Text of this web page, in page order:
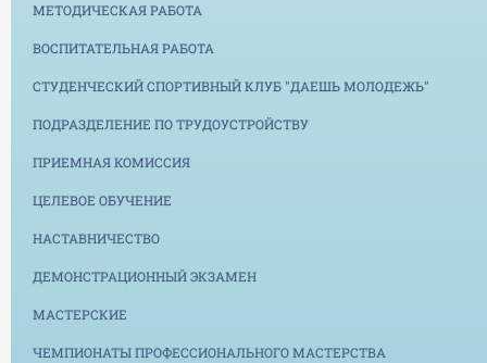
МЕТОДИЧЕСКАЯ РАБОТА
ВОСПИТАТЕЛЬНАЯ РАБОТА
СТУДЕНЧЕСКИЙ СПОРТИВНЫЙ КЛУБ "ДАЕШЬ МОЛОДЕЖЬ"
ПОДРАЗДЕЛЕНИЕ ПО ТРУДОУСТРОЙСТВУ
ПРИЕМНАЯ КОМИССИЯ
ЦЕЛЕВОЕ ОБУЧЕНИЕ
НАСТАВНИЧЕСТВО
ДЕМОНСТРАЦИОННЫЙ ЭКЗАМЕН
МАСТЕРСКИЕ
ЧЕМПИОНАТЫ ПРОФЕССИОНАЛЬНОГО МАСТЕРСТВА